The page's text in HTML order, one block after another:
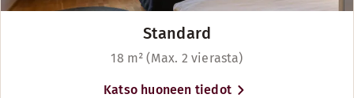
Standard
18 m² (Max. 2 vierasta)
Katso huoneen tiedot